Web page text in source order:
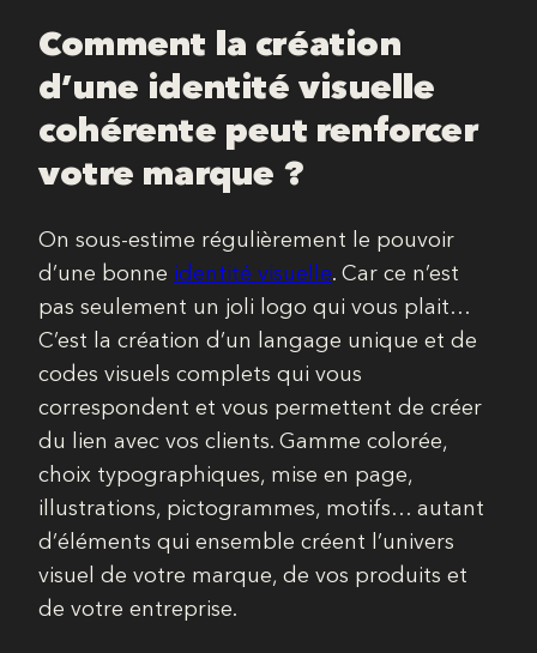
Comment la création
d’une identité visuelle
cohérente peut renforcer
votre marque ?
On sous-estime régulièrement le pouvoir
d’une bonne identité visuelle. Car ce n’est
pas seulement un joli logo qui vous plait…
C’est la création d’un langage unique et de
codes visuels complets qui vous
correspondent et vous permettent de créer
du lien avec vos clients. Gamme colorée,
choix typographiques, mise en page,
illustrations, pictogrammes, motifs… autant
d’éléments qui ensemble créent l’univers
visuel de votre marque, de vos produits et
de votre entreprise.